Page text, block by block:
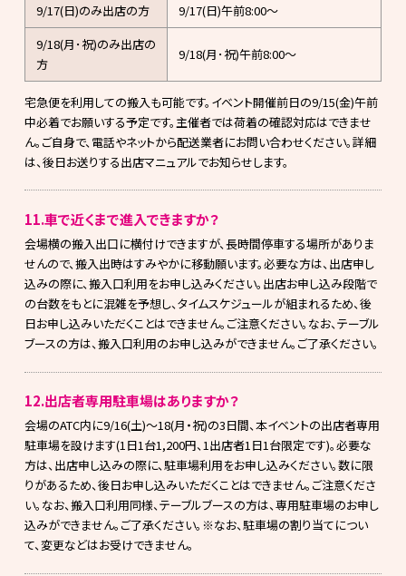
9/17(日)のみ出店の方
9/17(日)午前8:00～
9/18(月･祝)のみ出店の
方
9/18(月･祝)午前8:00～
宅急便を利用しての搬入も可能です。イベント開催前日の9/15(金)午前
中必着でお願いする予定です。主催者では荷着の確認対応はできませ
ん。ご自身で、電話やネットから配送業者にお問い合わせください。詳細
は、後日お送りする出店マニュアルでお知らせします。
11.車で近くまで進入できますか？
会場横の搬入出口に横付けできますが、長時間停車する場所がありま
せんので、搬入出時はすみやかに移動願います。必要な方は、出店申し
込みの際に、搬入口利用をお申し込みください。出店お申し込み段階で
の台数をもとに混雑を予想し、タイムスケジュールが組まれるため、後
日お申し込みいただくことはできません。ご注意ください。なお、テーブル
ブースの方は、搬入口利用のお申し込みができません。ご了承ください。
12.出店者専用駐車場はありますか？
会場のATC内に9/16(土)～18(月・祝)の3日間、本イベントの出店者専用
駐車場を設けます(1日1台1,200円、1出店者1日1台限定です)。必要な
方は、出店申し込みの際に、駐車場利用をお申し込みください。数に限
りがあるため、後日お申し込みいただくことはできません。ご注意くださ
い。なお、搬入口利用同様、テーブルブースの方は、専用駐車場のお申し
込みができません。ご了承ください。※なお、駐車場の割り当てについ
て、変更などはお受けできません。